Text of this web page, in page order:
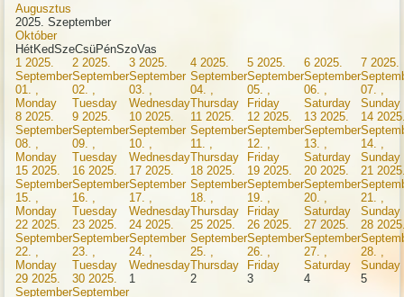
Augusztus
2025. Szeptember
Október
HétKedSzeCsüPénSzoVas
1 2025.
September
01. ,
Monday
2 2025.
September
02. ,
Tuesday
3 2025.
September
03. ,
Wednesday
4 2025.
September
04. ,
Thursday
5 2025.
September
05. ,
Friday
6 2025.
September
06. ,
Saturday
7 2025.
07. ,
Sunday
8 2025.
September
08. ,
Monday
9 2025.
September
09. ,
Tuesday
10 2025.
September
10. ,
Wednesday
11 2025.
September
11. ,
Thursday
12 2025.
September
12. ,
Friday
13 2025.
September
13. ,
Saturday
14
14. ,
Sunday
15 2025.
September
15. ,
Monday
16 2025.
September
16. ,
Tuesday
17 2025.
September
17. ,
Wednesday
18 2025.
September
18. ,
Thursday
19 2025.
September
19. ,
Friday
20 2025.
September
20. ,
Saturday
21
21. ,
Sunday
22 2025.
September
22. ,
Monday
23 2025.
September
23. ,
Tuesday
24 2025.
September
24. ,
Wednesday
25 2025.
September
25. ,
Thursday
26 2025.
September
26. ,
Friday
27 2025.
September
27. ,
Saturday
28
28. ,
Sunday
29 2025.
September
30 2025.
September
1 2 3 4 5